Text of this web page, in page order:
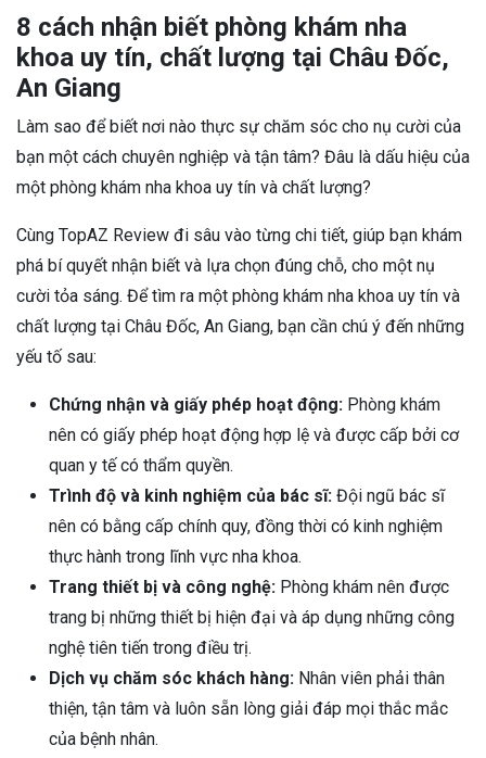
8 cách nhận biết phòng khám nha
khoa uy tín, chất lượng tại Châu Đốc,
An Giang
Làm sao để biết nơi nào thực sự chăm sóc cho nụ cười của
bạn một cách chuyên nghiệp và tận tâm? Đâu là dấu hiệu của
một phòng khám nha khoa uy tín và chất lượng?
Cùng TopAZ Review đi sâu vào từng chi tiết, giúp bạn khám
phá bí quyết nhận biết và lựa chọn đúng chỗ, cho một nụ
cười tỏa sáng. Để tìm ra một phòng khám nha khoa uy tín và
chất lượng tại Châu Đốc, An Giang, bạn cần chú ý đến những
yếu tố sau:
Chứng nhận và giấy phép hoạt động: Phòng khám
nên có giấy phép hoạt động hợp lệ và được cấp bởi cơ
quan y tế có thẩm quyền.
Trình độ và kinh nghiệm của bác sĩ: Đội ngũ bác sĩ
nên có bằng cấp chính quy, đồng thời có kinh nghiệm
thực hành trong lĩnh vực nha khoa.
Trang thiết bị và công nghệ: Phòng khám nên được
trang bị những thiết bị hiện đại và áp dụng những công
nghệ tiên tiến trong điều trị.
Dịch vụ chăm sóc khách hàng: Nhân viên phải thân
thiện, tận tâm và luôn sẵn lòng giải đáp mọi thắc mắc
của bệnh nhân.